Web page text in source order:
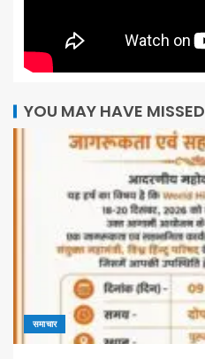
YOU MAY HAVE MISSED
समाचार